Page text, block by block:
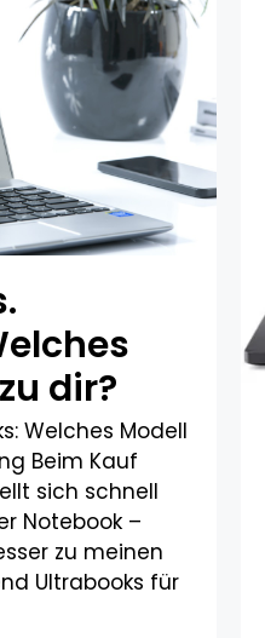
dir?​
Welches Modell
Beim Kauf
sich schnell
Notebook –
zu meinen
Ultrabooks für